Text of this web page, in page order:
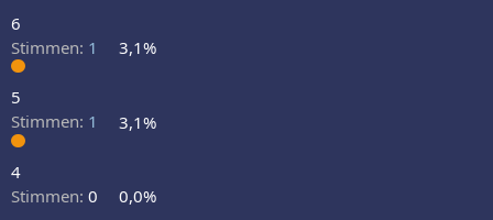
6
Stimmen: 1 3,1%
5
Stimmen: 1 3,1%
4
Stimmen: 0
0,0%